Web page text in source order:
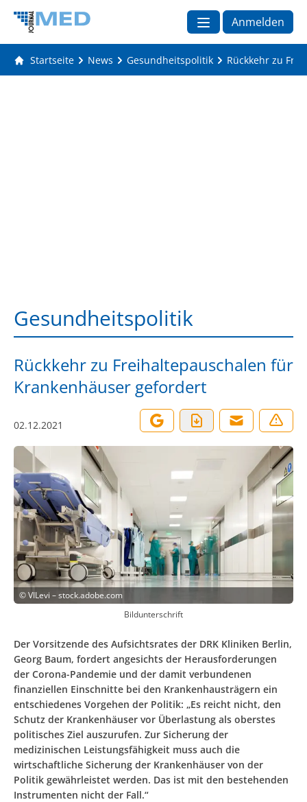
Anmelden
Startseite News Gesundheitspolitik Rückkehr zu
Gesundheitspolitik
Rückkehr zu Freihaltepauschalen für
Krankenhäuser gefordert
02.12.2021
©VILevi – stock.adobe.com
Bildunterschrift
Der Vorsitzende des Aufsichtsrates der DRK Kliniken Berlin,
Georg Baum, fordert angesichts der Herausforderungen
der Corona-Pandemie und der damit verbundenen
finanziellen Einschnitte bei den Krankenhausträgern ein
entschiedenes Vorgehen der Politik: „Es reicht nicht, den
Schutz der Krankenhäuser vor Überlastung als oberstes
politisches Ziel auszurufen. Zur Sicherung der
medizinischen Leistungsfähigkeit muss auch die
wirtschaftliche Sicherung der Krankenhäuser von der
Politik gewährleistet werden. Das ist mit den bestehenden
Instrumenten nicht der Fall.“